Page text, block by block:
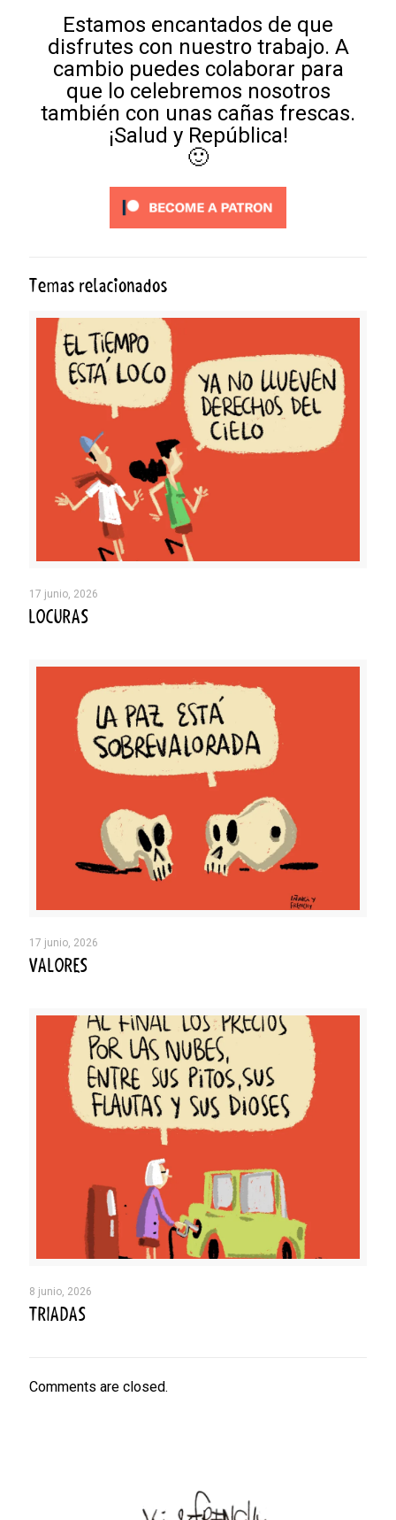
Estamos encantados de que
disfrutes con nuestro trabajo. A
cambio puedes colaborar para
que lo celebremos nosotros
también con unas cañas frescas.
¡Salud y República!
🙂
Temas relacionados
17 junio, 2026
LOCURAS
17 junio, 2026
VALORES
8 junio, 2026
TRIADAS
Comments are closed.